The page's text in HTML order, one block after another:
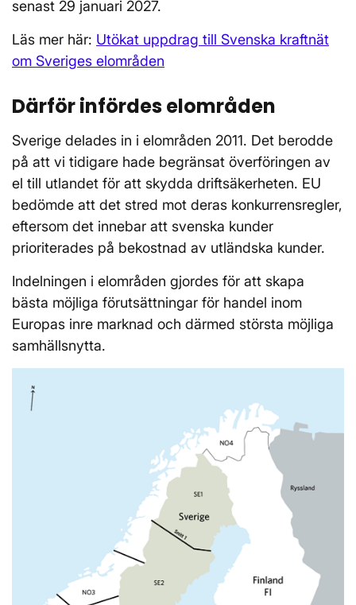
senast 29 januari 2027.
Läs mer här: Utökat uppdrag till Svenska kraftnät
om Sveriges elområden
Därför infördes elområden
Sverige delades in i elområden 2011. Det berodde
på att vi tidigare hade begränsat överföringen av
el till utlandet för att skydda driftsäkerheten. EU
bedömde att det stred mot deras konkurrensregler,
eftersom det innebar att svenska kunder
prioriterades på bekostnad av utländska kunder.
Indelningen i elområden gjordes för att skapa
bästa möjliga förutsättningar för handel inom
Europas inre marknad och därmed största möjliga
samhällsnytta.